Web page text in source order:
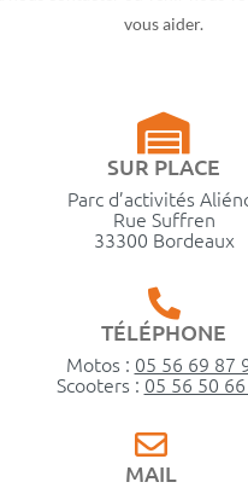
vous aider.
SUR PLACE
Parc d’activités
Rue Suffren
33300 Bordeaux
TÉLÉPHONE
Motos : 05 56 69 87
Scooters : 05 56 50
MAIL